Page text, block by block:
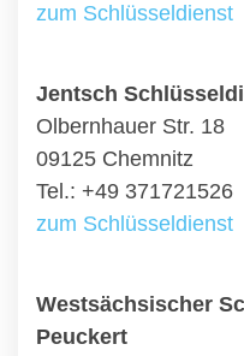
zum Schlüsseldienst
Jentsch
Olbernhauer Str. 18
09125 Chemnitz
Tel.: +49 371721526
zum Schlüsseldienst
Westsächsischer
Peuckert